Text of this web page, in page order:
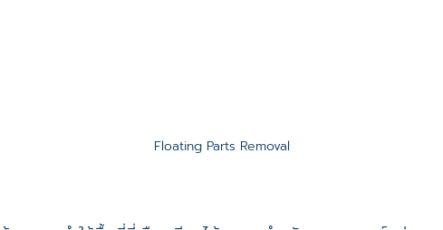
Floating Parts Removal